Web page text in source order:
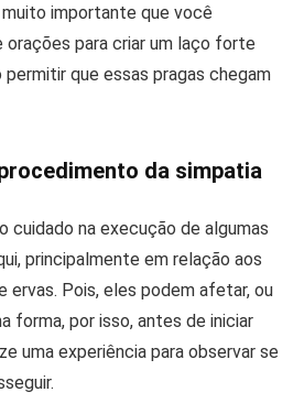
importante que você
orações para criar um laço forte
que essas pragas chegam
da simpatia
na execução de algumas
principalmente em relação aos
ervas. Pois, eles podem afetar, ou
forma, por isso, antes de iniciar
uma experiência para observar se